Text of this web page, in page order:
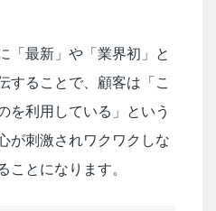
「最新」や「業界初」と
することで、顧客は「こ
を利用している」という
が刺激されワクワクしな
ことになります。